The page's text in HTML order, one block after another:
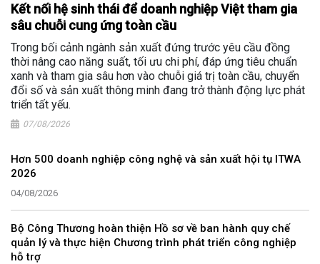
Kết nối hệ sinh thái để doanh nghiệp Việt tham gia
sâu chuỗi cung ứng toàn cầu
Trong bối cảnh ngành sản xuất đứng trước yêu cầu đồng
thời nâng cao năng suất, tối ưu chi phí, đáp ứng tiêu chuẩn
xanh và tham gia sâu hơn vào chuỗi giá trị toàn cầu, chuyển
đổi số và sản xuất thông minh đang trở thành động lực phát
triển tất yếu.
07/08/2026
Hơn 500 doanh nghiệp công nghệ và sản xuất hội tụ ITWA
2026
04/08/2026
Bộ Công Thương hoàn thiện Hồ sơ về ban hành quy chế
quản lý và thực hiện Chương trình phát triển công nghiệp
hỗ trợ